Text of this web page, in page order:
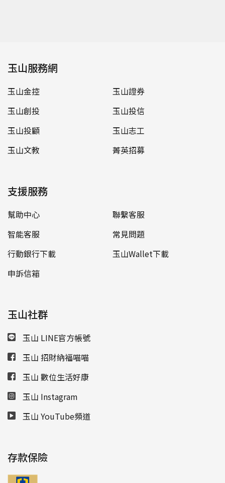
玉山服務網
玉山金控
玉山證券
玉山創投
玉山投信
玉山投顧
玉山志工
玉山文教
菁英招募
支援服務
幫助中心
聯繫客服
智能客服
常見問題
行動銀行下載
玉山Wallet下載
申訴信箱
玉山社群
玉山 LINE官方帳號
玉山 招財納福喵喵
玉山 數位生活好康
玉山 Instagram
玉山 YouTube頻道
存款保險